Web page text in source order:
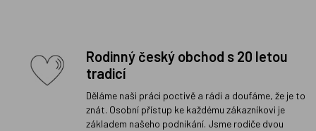
Rodinný český obchod s 20 letou
tradicí
Děláme naši práci poctivě a rádi a doufáme, že je to
znát. Osobní přístup ke každému zákazníkovi je
základem našeho podnikání. Jsme rodiče dvou